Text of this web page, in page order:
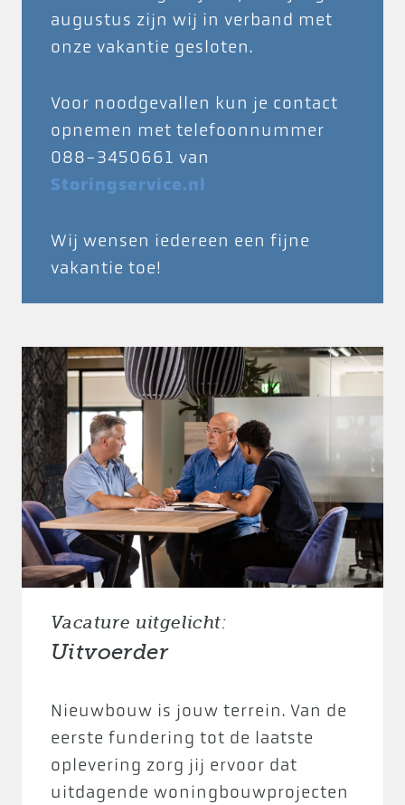
augustus zijn wij in verband met
onze vakantie gesloten.
Voor noodgevallen kun je contact
opnemen met telefoonnummer
088-3450661 van
Storingservice.nl
Wij wensen iedereen een fijne
vakantie toe!
Vacature uitgelicht:
Uitvoerder
Nieuwbouw is jouw terrein. Van de
eerste fundering tot de laatste
oplevering zorg jij ervoor dat
uitdagende woningbouwprojecten